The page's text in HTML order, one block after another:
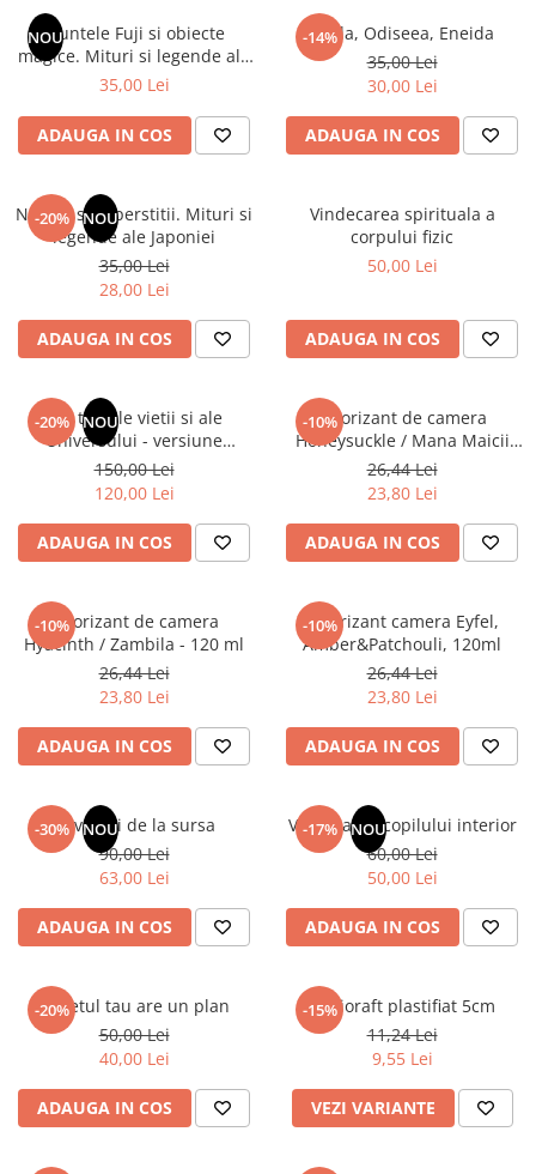
Audiobook
ReConnect
Crestinism
ScienceConnection
SelfConnect
SelfHealing
Vindecare Spirituala
Senzatii/Thriller
SF & Fantasy
Teatru
Teens Book Club
Instrumente si Truse Geometrie
Seturi scolare
Calculator
Consumabile & Accesorii
COLOREAZA CU PRIETENII
De colorat
Pot desena minunat
Carti educative
Copii 0-7 ani
Clubul Premiantilor
Super pitici 2-5 ani
Dezvoltare personala
Enciclopedii
Legende istorice
Literatura Scolara
Elevi de 10 plus
Lecturi Scolare
Lumea Copilariei
Ma pregatesc pentru scoala
Manuale - Carte Scolara
Clasa a II-a
Clasa a III-a
Clasa a IV-a
Clasa a V-a
Clasa a VI-a
Clasa a VIII-a
Clasa pregatitoare
Limbi Straine
Povesti ilustrate
Povesti - Basme - Legende
Puzzle-uri
Puzzle
Puzzle 3D Lemn
NOUMuntele Fuji si obiecte
magice. Mituri si legende ale
Japoniei
35,00 Lei
ADAUGA IN COS
-14%
Iliada, Odiseea, Eneida
35,00 Lei
30,00 Lei
ADAUGA IN COS
-20% NOU
Natura si superstitii. Mituri si
legende ale Japoniei
35,00 Lei
28,00 Lei
ADAUGA IN COS
Vindecarea spirituala a
corpului fizic
50,00 Lei
ADAUGA IN COS
-20% NOU
Din tainele vietii si ale
Universului - versiune
originala din 1939. Volumele I-
III. Cutie de colectie -Scarlat
Demetrescu
150,00 Lei
120,00 Lei
ADAUGA IN COS
-10%
Odorizant de camera
Honeysuckle / Mana Maicii
Domnului - 120 ml
26,44 Lei
23,80 Lei
ADAUGA IN COS
-10%
Odorizant de camera
Hyacinth / Zambila - 120 ml
26,44 Lei
23,80 Lei
ADAUGA IN COS
-10%
Odorizant camera Eyfel,
Amber&Patchouli, 120ml
26,44 Lei
23,80 Lei
ADAUGA IN COS
-30% NOU
Revelatii de la sursa
90,00 Lei
63,00 Lei
ADAUGA IN COS
-17% NOU
Vindecarea copilului interior
60,00 Lei
50,00 Lei
ADAUGA IN COS
-20%
Sufletul tau are un plan
50,00 Lei
40,00 Lei
ADAUGA IN COS
-15%
Biblioraft plastifiat 5cm
11,24 Lei
9,55 Lei
VEZI VARIANTE